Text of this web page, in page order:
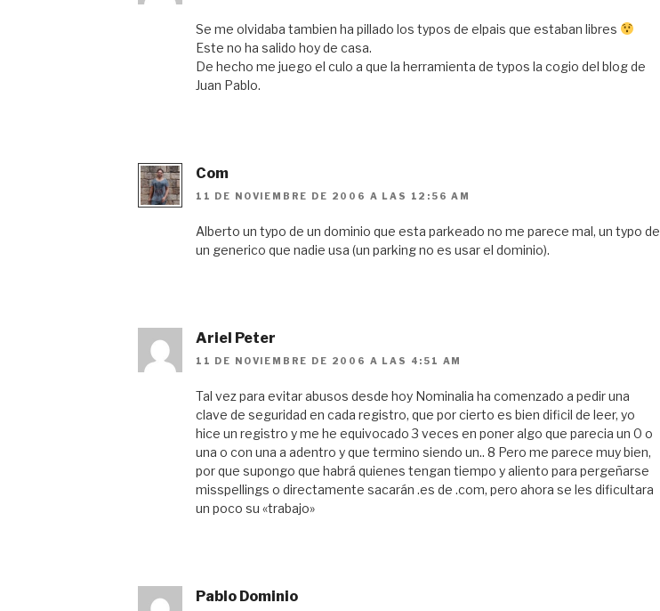
Se me olvidaba tambien ha pillado los typos de elpais que estaban libres
Este no ha salido hoy de casa.
De hecho me juego el culo a que la herramienta de typos la cogio del blog de
Juan Pablo.
Com
11 DE NOVIEMBRE DE 2006 A LAS 12:56 AM
Alberto un typo de un dominio que esta parkeado no me parece mal, un typo de
un generico que nadie usa (un parking no es usar el dominio).
Ariel Peter
11 DE NOVIEMBRE DE 2006 A LAS 4:51 AM
Tal vez para evitar abusos desde hoy Nominalia ha comenzado a pedir una
clave de seguridad en cada registro, que por cierto es bien dificil de leer, yo
hice un registro y me he equivocado 3 veces en poner algo que parecia un 0 o
una o con una a adentro y que termino siendo un.. 8 Pero me parece muy bien,
por que supongo que habrá quienes tengan tiempo y aliento para pergeñarse
misspellings o directamente sacarán .es de .com, pero ahora se les dificultara
un poco su «trabajo»
Pablo Dominio